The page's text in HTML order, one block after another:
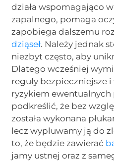
działa wspomagająco
zapalnego, pomaga
zapobiega dalszemu
dziąseł. Należy jednak
niezbyt często, aby
Dlatego wcześniej
reguły bezpieczniejsze
ryzykiem ewentualnych
podkreślić, że bez
została wykonana
lecz wypluwamy ją do
to, że będzie zawierać
jamy ustnej oraz z